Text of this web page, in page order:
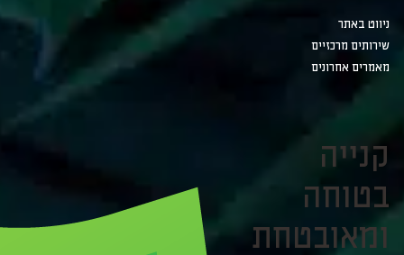
ניווט באתר
שירותים מרכזיים
מאמרים אחרונים
קנייה
בטוחה
ומאובטחת